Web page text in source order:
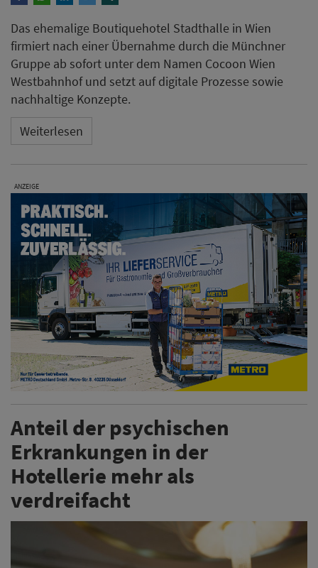
Das ehemalige Boutiquehotel Stadthalle in Wien
firmiert nach einer Übernahme durch die Münchner
Gruppe ab sofort unter dem Namen Cocoon Wien
Westbahnhof und setzt auf digitale Prozesse sowie
nachhaltige Konzepte.
Weiterlesen
ANZEIGE
Anteil der psychischen
Erkrankungen in der
Hotellerie mehr als
verdreifacht